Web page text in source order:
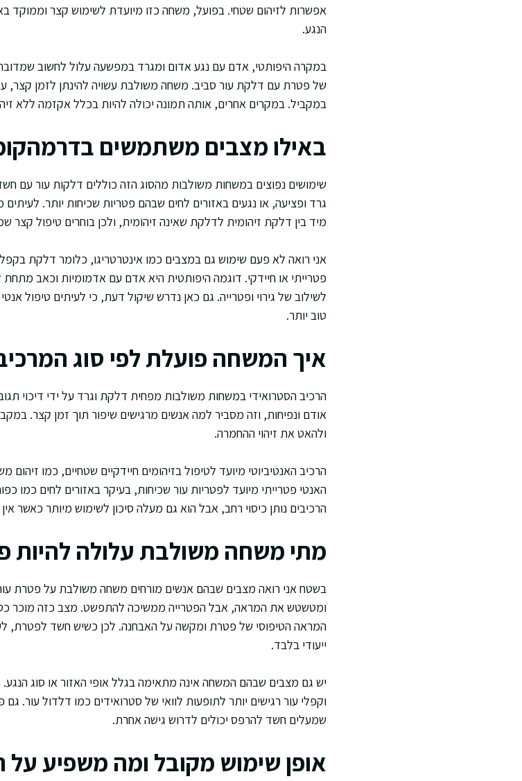
אפשרות לזיהום שטחי. בפועל, משחה כזו מיועדת לשימוש קצר וממוקד
הנגע.
במקרה היפותטי, אדם עם נגע אדום ומגרד במפשעה עלול לחשוב
של פטרת עם דלקת עור סביב. משחה משולבת עשויה להינתן לזמן קצר,
במקביל. במקרים אחרים, אותה תמונה יכולה להיות בכלל אקזמה ללא
באילו מצבים משתמשים
שימושים נפוצים במשחות משולבות מהסוג הזה כוללים דלקות עור עם
גרד ופציעה, או נגעים באזורים לחים שבהם פטריות שכיחות יותר.
מיד בין דלקת זיהומית לדלקת שאינה זיהומית, ולכן בוחרים טיפול קצר
אני רואה לא פעם שימוש גם במצבים כמו אינטרטריגו, כלומר דלקת
פטרייתי או חיידקי. דוגמה היפותטית היא אדם עם אדמומיות וכאב
לשילוב של גירוי ופטרייה. גם כאן נדרש שיקול דעת, כי לעיתים טיפול
טוב יותר.
איך המשחה פועלת לפי סוג
הרכיב הסטרואידי במשחות משולבות מפחית דלקת וגרד על ידי דיכוי
אודם ונפיחות, וזה מסביר למה אנשים מרגישים שיפור תוך זמן קצר.
ולהאט את זיהוי ההחמרה.
הרכיב האנטיביוטי מיועד לטיפול בזיהומים חיידקיים שטחיים, כמו זיהום
האנטי פטרייתי מיועד לפטריות עור שכיחות, בעיקר באזורים לחים כמו
הרכיבים נותן כיסוי רחב, אבל הוא גם מעלה סיכון לשימוש מיותר כאשר
מתי משחה משולבת עלולה להיות
בשטח אני רואה מצבים שבהם אנשים מורחים משחה משולבת על פטרת
ומטשטש את המראה, אבל הפטרייה ממשיכה להתפשט. מצב כזה מוכר
המראה הטיפוסי של פטרת ומקשה על האבחנה. לכן כשיש חשד לפטרת,
ייעודי בלבד.
יש גם מצבים שבהם המשחה אינה מתאימה בגלל אופי האזור או סוג הנגע.
וקפלי עור רגישים יותר לתופעות לוואי של סטרואידים כמו דלדול עור.
שמעלים חשד להרפס יכולים לדרוש גישה אחרת.
אופן שימוש מקובל ומה משפיע